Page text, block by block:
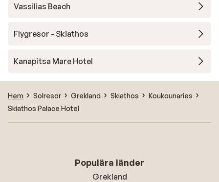
Vassilias Beach
Flygresor - Skiathos
Kanapitsa Mare Hotel
Hem Solresor Grekland Skiathos
Koukounaries
Skiathos Palace Hotel
Populära länder
Grekland